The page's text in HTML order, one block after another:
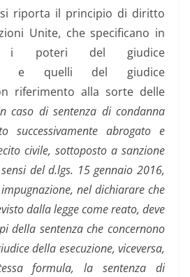
si riporta il principio di diritto
Unite, che specificano in
i poteri del giudice
e quelli del giudice
riferimento alla sorte delle
caso di sentenza di condanna
successivamente abrogato e
civile, sottoposto a sanzione
del d.lgs. 15 gennaio 2016,
nel dichiarare che
dalla legge come reato, deve
della sentenza che concernono
della esecuzione, viceversa,
formula, la sentenza di